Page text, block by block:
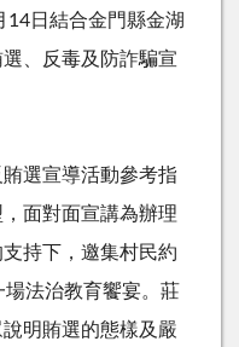
14日結合金門縣金湖
、反毒及防詐騙宣
選宣導活動參考指
面對面宣講為辦理
持下，邀集村民約
場法治教育饗宴。莊
明賄選的態樣及嚴